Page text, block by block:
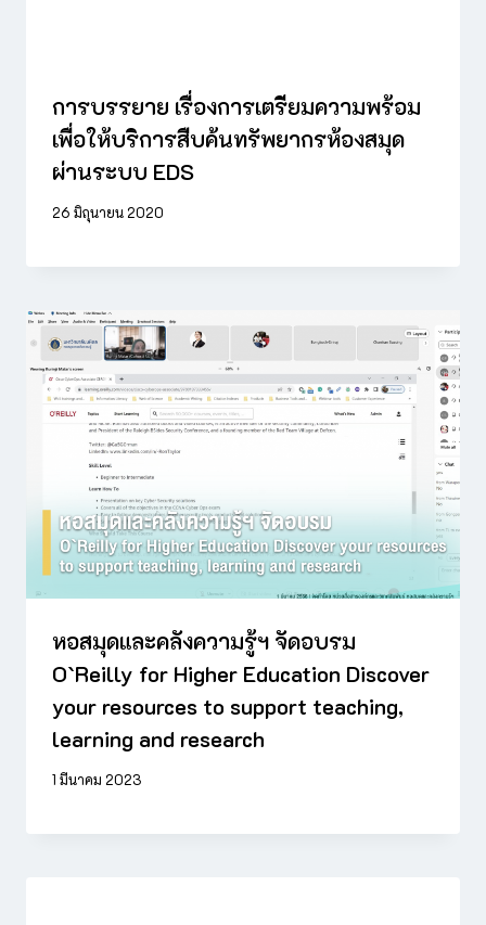
การบรรยาย เรื่องการเตรียมความพร้อม
เพื่อให้บริการสืบค้นทรัพยากรห้องสมุด
ผ่านระบบ EDS
26 มิถุนายน 2020
หอสมุดและคลังความรู้ฯ จัดอบรม
O`Reilly for Higher Education Discover
your resources to support teaching,
learning and research
1 มีนาคม 2023